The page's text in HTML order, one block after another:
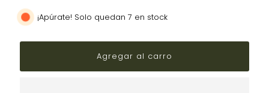
¡Apúrate! Solo quedan 7 en stock